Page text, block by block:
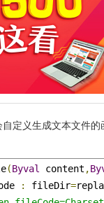
定义生成文本文件的
(Byval content ,
: fileDir=